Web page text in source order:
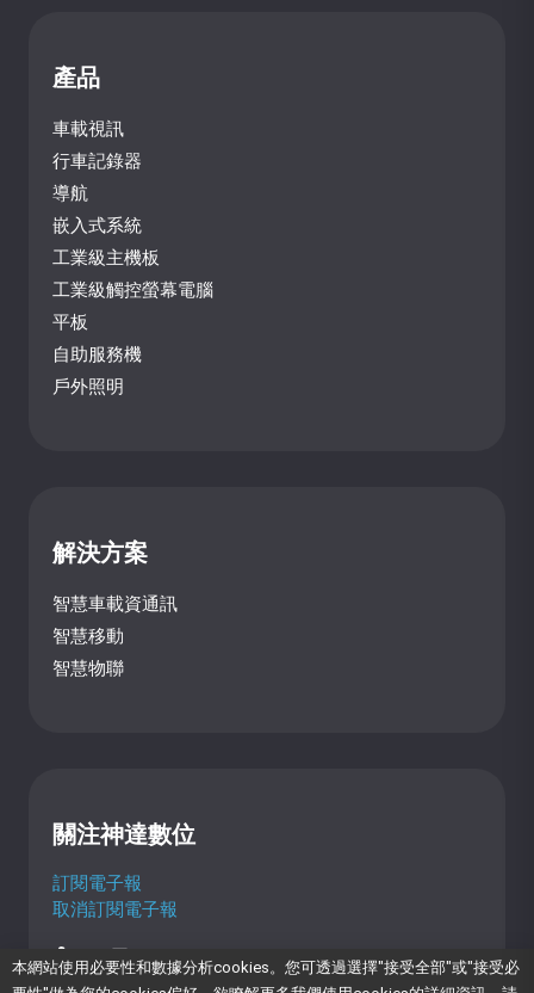
產品
車載視訊
行車記錄器
導航
嵌入式系統
工業級主機板
工業級觸控螢幕電腦
平板
自助服務機
戶外照明
解決方案
智慧車載資通訊
智慧移動
智慧物聯
關注神達數位
訂閱電子報
取消訂閱電子報
本網站使用必要性和數據分析cookies。您可透過選擇"接受全部"或"接受必